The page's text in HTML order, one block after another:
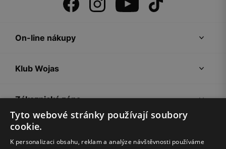
On-line nákupy
Klub Wojas
Zákaznická zóna
Společnost Wojas
Tyto webové stránky používají soubory
cookie.
K personalizaci obsahu, reklam a analýze návštěvnosti používáme